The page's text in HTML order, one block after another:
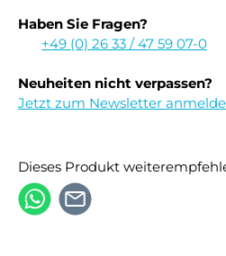
Haben Sie Fragen?
+49 (0) 26 33 / 47 59 07-0
Neuheiten nicht verpassen?
Jetzt zum Newsletter
Dieses Produkt